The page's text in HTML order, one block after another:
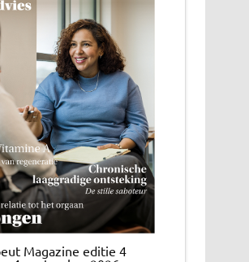
Magazine editie 4